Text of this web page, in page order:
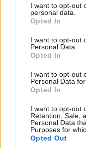
not limited to your
grant or deny
use your data for
consent section.
I want to opt-out
personal data.
Opted In
I want to opt-out
Personal Data.
Opted In
I want to opt-out
Personal Data
Opted In
I want to opt-out
Retention, Sale,
Personal Data
Purposes for
Opted Out
La vida nocturna
Además de la
que se muestra
principal
antropológico
3. Tlacotalpan
Situada en la